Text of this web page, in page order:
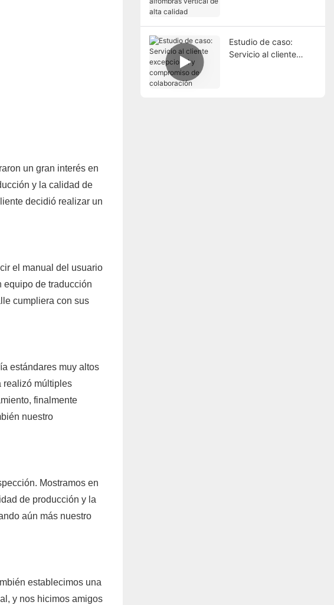
un gran interés en
y la calidad de
decidió realizar un
el manual del usuario
equipo de traducción
cumpliera con sus
estándares muy altos
realizó múltiples
finalmente
nuestro
Mostramos en
de producción y la
aún más nuestro
establecimos una
y nos hicimos amigos
Estudio de caso:
Servicio al cliente